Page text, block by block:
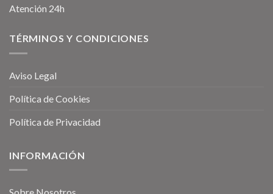
Atención 24h
TÉRMINOS Y CONDICIONES
Aviso Legal
Política de Cookies
Política de Privacidad
INFORMACIÓN